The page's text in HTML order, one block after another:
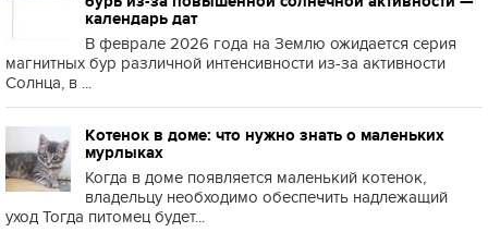
календарь дат
В феврале 2026 года на Землю ожидается серия
магнитных бур различной интенсивности из-за активности
Солнца, в ...
Котенок в доме: что нужно знать о маленьких
мурлыках
Когда в доме появляется маленький котенок,
владельцу необходимо обеспечить надлежащий
уход Тогда питомец будет...